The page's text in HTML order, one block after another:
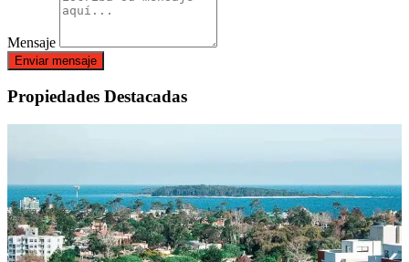
Mensaje
Enviar mensaje
Propiedades Destacadas